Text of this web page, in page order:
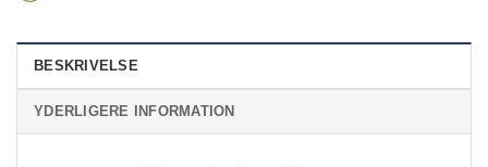
BESKRIVELSE
YDERLIGERE INFORMATION